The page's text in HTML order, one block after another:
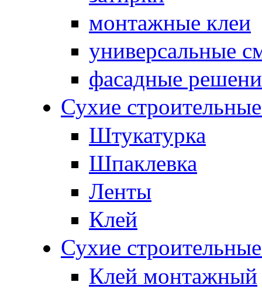
монтажные клеи
универсальные
фасадные
Сухие
Штукатурка
Шпаклевка
Ленты
Клей
Сухие
Клей монтажный